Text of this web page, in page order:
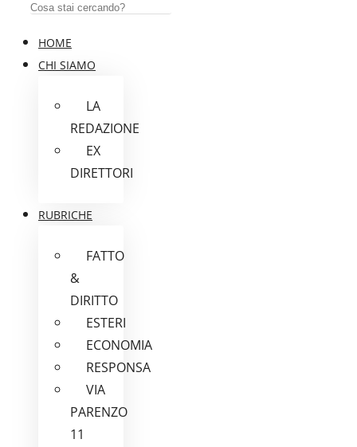
HOME
CHI SIAMO
LA
REDAZIONE
EX
DIRETTORI
RUBRICHE
FATTO
&
DIRITTO
ESTERI
ECONOMIA
RESPONSA
VIA
PARENZO
11